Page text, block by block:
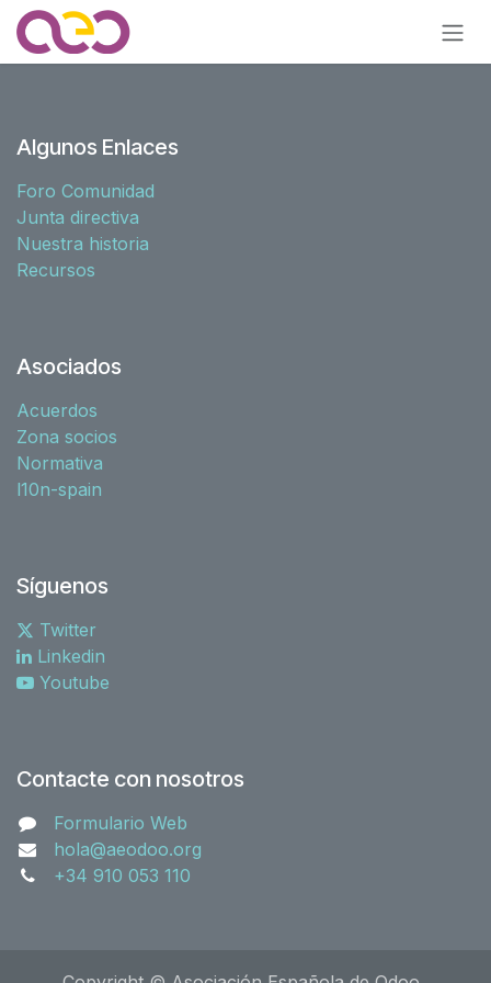
Ir al contenido
Algunos Enlaces
Foro Comunidad
Junta directiva
Nuestra historia
Recursos
Asociados
Acuerdos
Zona socios
Normativa
l10n-spain
Síguenos
Twitter
Linkedin
Youtube
Contacte con nosotros
Formulario Web
hola@aeodoo.org
+34 910 053 110